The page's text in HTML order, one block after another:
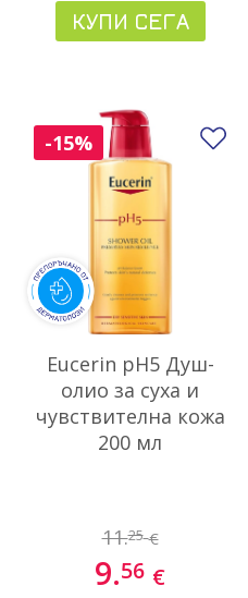
КУПИ СЕГА
Eucerin pH5 Душ-
олио за суха и
чувствителна кожа
200 мл
11.25 €
9.56 €
-15%